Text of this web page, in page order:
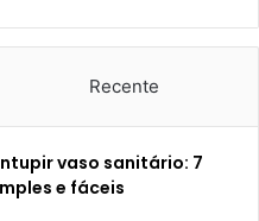
Recente
vaso sanitário: 7
e fáceis